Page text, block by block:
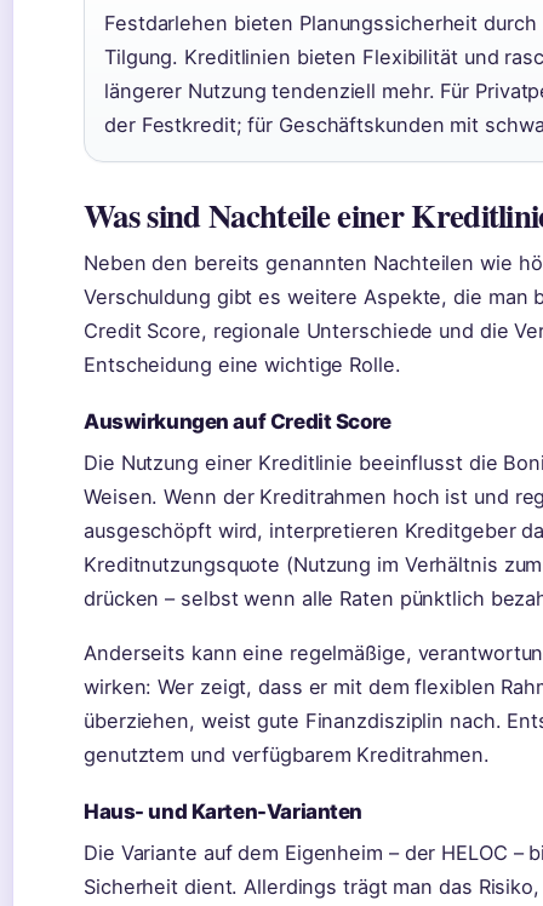
Festdarlehen bieten Planungssicherheit
Tilgung. Kreditlinien bieten Flexibilität und
längerer Nutzung tendenziell mehr. Für
der Festkredit; für Geschäftskunden mit
Was sind Nachteile einer
Neben den bereits genannten Nachteilen wie
Verschuldung gibt es weitere Aspekte, die man
Credit Score, regionale Unterschiede und die
Entscheidung eine wichtige Rolle.
Auswirkungen auf Credit Score
Die Nutzung einer Kreditlinie beeinflusst die
Weisen. Wenn der Kreditrahmen hoch ist und
ausgeschöpft wird, interpretieren Kreditgeber
Kreditnutzungsquote (Nutzung im Verhältnis
drücken – selbst wenn alle Raten pünktlich
Anderseits kann eine regelmäßige,
wirken: Wer zeigt, dass er mit dem flexiblen
überziehen, weist gute Finanzdisziplin nach.
genutztem und verfügbarem Kreditrahmen.
Haus- und Karten-Varianten
Die Variante auf dem Eigenheim – der HELOC
Sicherheit dient. Allerdings trägt man das